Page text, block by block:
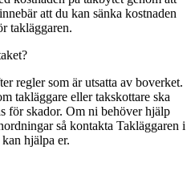
att du kan sänka kostnaden
takläggaren.
regler som är utsatta av boverket.
takläggare eller takskottare ska
för skador. Om ni behöver hjälp
så kontakta Takläggaren i
hjälpa er.